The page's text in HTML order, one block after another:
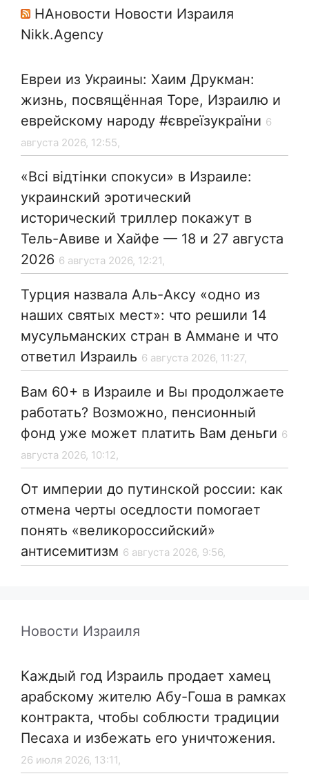
НАновости Новости Израиля
Nikk.Agency
Евреи из Украины: Хаим Друкман:
жизнь, посвящённая Торе, Израилю и
еврейскому народу #євреїзукраїни 6
августа 2026, 12:55,
«Всі відтінки спокуси» в Израиле:
украинский эротический
исторический триллер покажут в
Тель-Авиве и Хайфе — 18 и 27 августа
2026 6 августа 2026, 12:21,
Турция назвала Аль-Аксу «одно из
наших святых мест»: что решили 14
мусульманских стран в Аммане и что
ответил Израиль 6 августа 2026, 11:27,
Вам 60+ в Израиле и Вы продолжаете
работать? Возможно, пенсионный
фонд уже может платить Вам деньги 6
августа 2026, 10:12,
От империи до путинской россии: как
отмена черты оседлости помогает
понять «великороссийский»
антисемитизм 6 августа 2026, 9:56,
Новости Израиля
Каждый год Израиль продает хамец
арабскому жителю Абу-Гоша в рамках
контракта, чтобы соблюсти традиции
Песаха и избежать его уничтожения.
26 июля 2026, 13:11,